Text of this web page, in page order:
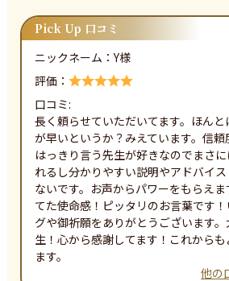
Pick Up 口コミ
ニックネーム：Y様
評価：
口コミ:
長く頼らせていただいてます。ほん
が早いというか？みえています。信
はっきり言う先生が好きなのでまさに
れるし分かりやすい説明やアドバイ
ないです。お声からパワーをもらえ
てた使命感！ピッタリのお言葉です
グや御祈願をありがとうございます
生！心から感謝してます！これから
ます。
他の